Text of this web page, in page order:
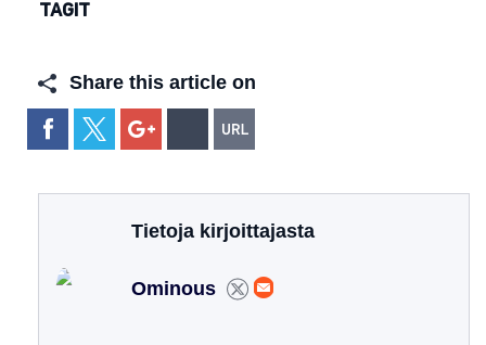
TAGIT
Share this article on
Tietoja kirjoittajasta
Ominous